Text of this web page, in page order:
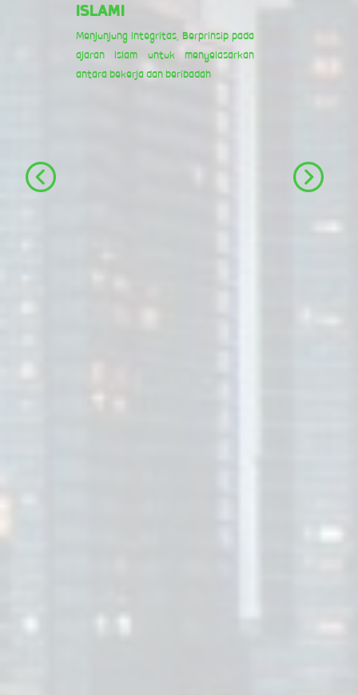
ISLAMI
Menjunjung Integritas, Berprinsip pada
ajaran Islam untuk menyelasarkan
antara bekerja dan beribadah